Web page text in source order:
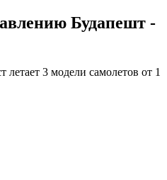
Будапешт -
3 модели самолетов от 1